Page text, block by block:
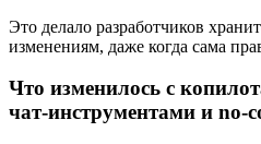
Это делало разработчиков
изменениям, даже когда сама
Что изменилось с
чат‑инструментами и